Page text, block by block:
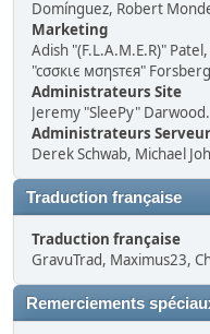
Domínguez, Robert
Marketing
Adish "(F.L.A.M.E.R)"
"cσσкιє мσηѕтєя"
Administrateurs Site
Jeremy "SleePy" Darwood.
Administrateurs
Derek Schwab, Michael
Traduction française
Traduction française
GravuTrad, Maximus23,
Remerciements